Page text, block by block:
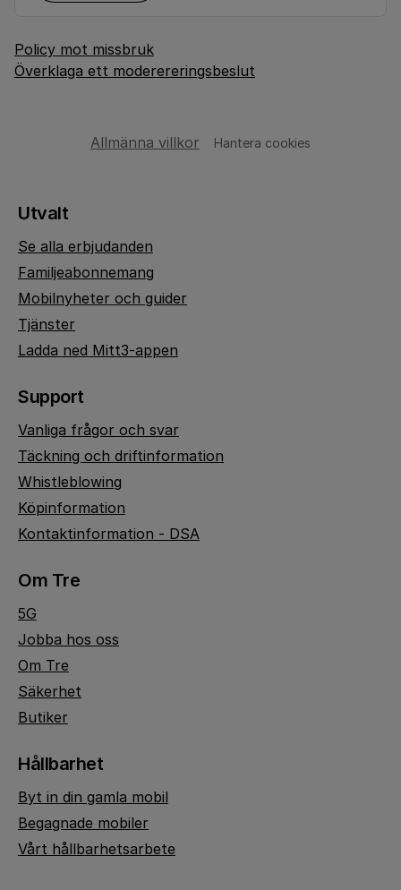
Policy mot missbruk
Överklaga ett moderereringsbeslut
Allmänna villkor Hantera cookies
Utvalt
Se alla erbjudanden
Familjeabonnemang
Mobilnyheter och guider
Tjänster
Ladda ned Mitt3-appen
Support
Vanliga frågor och svar
Täckning och driftinformation
Whistleblowing
Köpinformation
Kontaktinformation - DSA
Om Tre
5G
Jobba hos oss
Om Tre
Säkerhet
Butiker
Hållbarhet
Byt in din gamla mobil
Begagnade mobiler
Vårt hållbarhetsarbete